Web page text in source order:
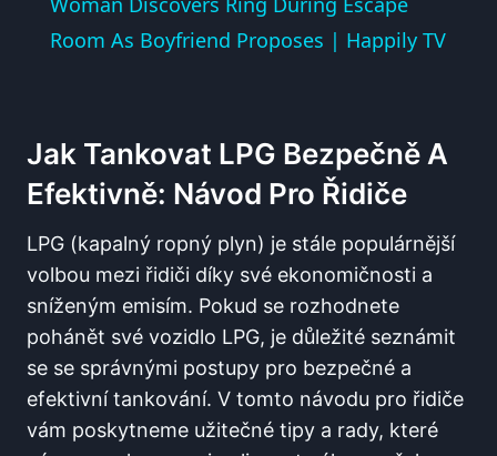
Room As Boyfriend Proposes | Happily TV
Jak Tankovat LPG Bezpečně A
Efektivně: Návod Pro ⁣řidiče
LPG (kapalný ropný plyn) je⁤ stále populárnější
volbou⁢ mezi řidiči díky své ekonomičnosti a
sníženým⁢ emisím. Pokud se‍ rozhodnete
pohánět své vozidlo LPG, je důležité seznámit
se se správnými postupy pro bezpečné a
efektivní tankování. V tomto návodu pro ‌řidiče
vám poskytneme užitečné‍ tipy a rady, které